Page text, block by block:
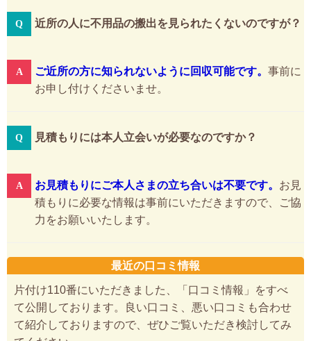
近所の人に不用品の搬出を見られたくないのですが？
ご近所の方に知られないように回収可能です。 事前に
お申し付けくださいませ。
見積もりには本人立会いが必要なのですか？
お見積もりにご本人さまの立ち合いは不要です。 お見
積もりに必要な情報は事前にいただきますので、ご協
力をお願いいたします。
最近の口コミ情報
片付け110番にいただきました、「口コミ情報」をすべ
て公開しております。良い口コミ、悪い口コミも合わせ
て紹介しておりますので、ぜひご覧いただき検討してみ